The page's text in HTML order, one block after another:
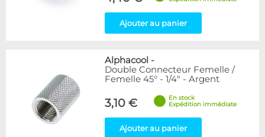
Ajouter au panier
Alphacool -
Double Connecteur Femelle /
Femelle 45° - 1/4" - Argent
3,10 €
En stock
Expédition immédiate
Ajouter au panier